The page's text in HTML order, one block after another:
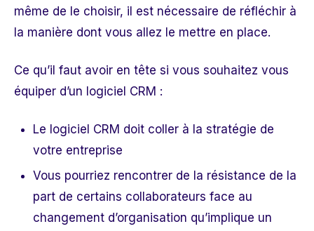
même de le choisir, il est nécessaire de réfléchir à
la manière dont vous allez le mettre en place.
Ce qu’il faut avoir en tête si vous souhaitez vous
équiper d’un logiciel CRM :
Le logiciel CRM doit coller à la stratégie de
votre entreprise
Vous pourriez rencontrer de la résistance de la
part de certains collaborateurs face au
changement d’organisation qu’implique un